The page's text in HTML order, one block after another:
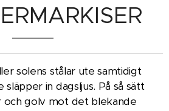
solens stålar ute samtidigt
in dagsljus. På så sätt
och golv mot det blekande